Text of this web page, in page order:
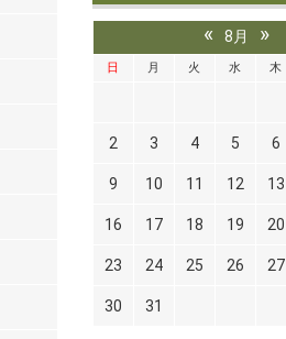
« 8月 »
日 月 火 水 木
2 3 4 5 6
9 10 11 12 13
16 17 18 19 20
23 24 25 26 27
30 31